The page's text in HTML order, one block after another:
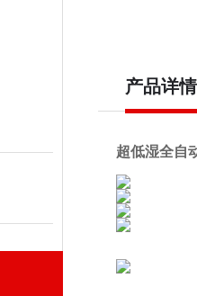
产品详情
超低湿全自